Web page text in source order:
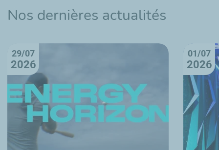
Nos dernières actualités
29/07
2026
01/07
2026